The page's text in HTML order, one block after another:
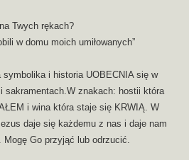
Twych rękach?
w domu moich umiłowanych”
symbolika i historia UOBECNIA się w
sakramentach.W znakach: hostii która
i wina która staje się KRWIĄ. W
daje się każdemu z nas i daje nam
Mogę Go przyjąć lub odrzucić.